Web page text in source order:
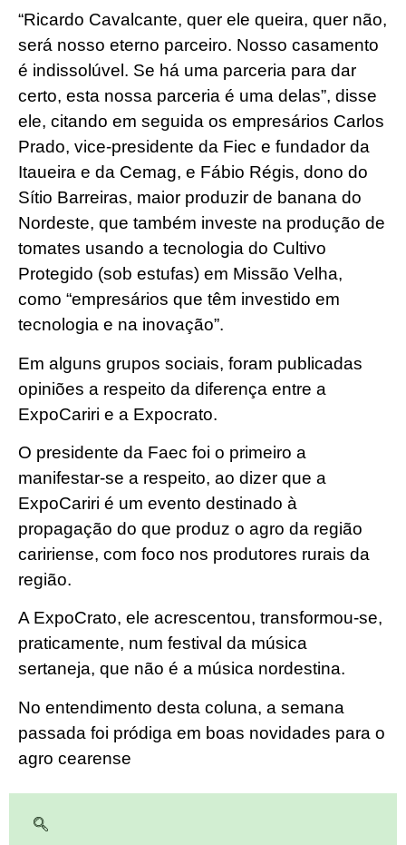
“Ricardo Cavalcante, quer ele queira, quer não,
será nosso eterno parceiro. Nosso casamento
é indissolúvel. Se há uma parceria para dar
certo, esta nossa parceria é uma delas”, disse
ele, citando em seguida os empresários Carlos
Prado, vice-presidente da Fiec e fundador da
Itaueira e da Cemag, e Fábio Régis, dono do
Sítio Barreiras, maior produzir de banana do
Nordeste, que também investe na produção de
tomates usando a tecnologia do Cultivo
Protegido (sob estufas) em Missão Velha,
como “empresários que têm investido em
tecnologia e na inovação”.
Em alguns grupos sociais, foram publicadas
opiniões a respeito da diferença entre a
ExpoCariri e a Expocrato.
O presidente da Faec foi o primeiro a
manifestar-se a respeito, ao dizer que a
ExpoCariri é um evento destinado à
propagação do que produz o agro da região
caririense, com foco nos produtores rurais da
região.
A ExpoCrato, ele acrescentou, transformou-se,
praticamente, num festival da música
sertaneja, que não é a música nordestina.
No entendimento desta coluna, a semana
passada foi pródiga em boas novidades para o
agro cearense